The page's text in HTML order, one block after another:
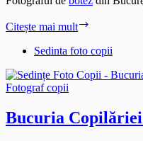
Citește mai mult
București
Îmbrățișând
Unice
Sedinta foto copii
Bucuria